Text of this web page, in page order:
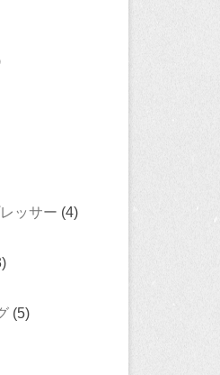
ッサー (4)
(5)